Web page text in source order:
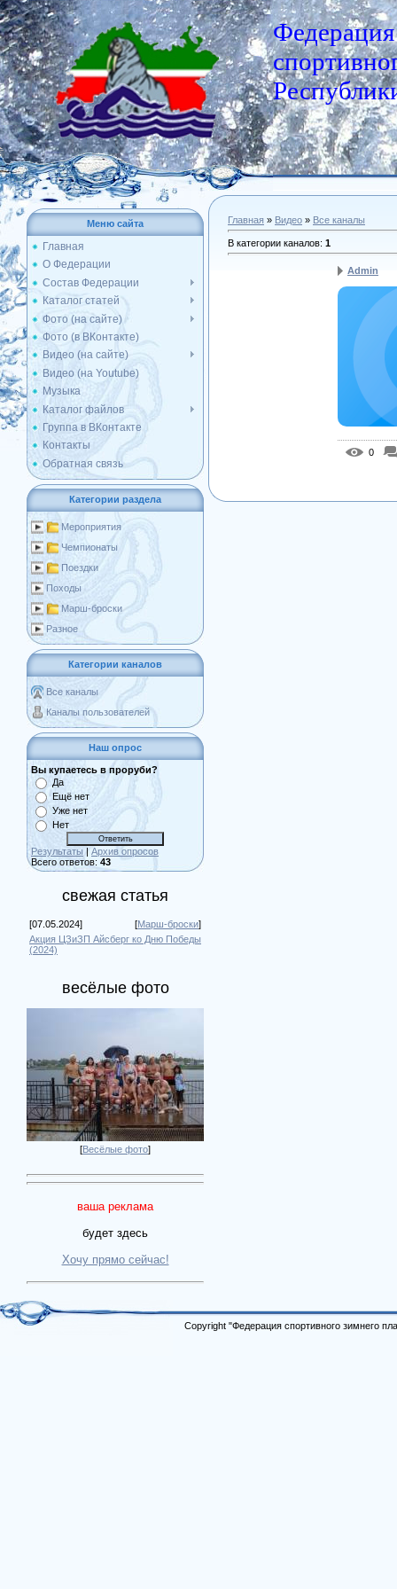
Федерация
Меню сайта
Главная
О Федерации
Состав Федерации
Каталог статей
Фото (на сайте)
Фото (в ВКонтакте)
Видео (на сайте)
Видео (на Youtube)
Музыка
Каталог файлов
Группа в ВКонтакте
Контакты
Обратная связь
Категории раздела
Мероприятия
Чемпионаты
Поездки
Походы
Марш-броски
Разное
Категории каналов
Все каналы
Каналы пользователей
Наш опрос
Вы купаетесь в проруби?
Да
Ещё нет
Уже нет
Нет
Результаты | Архив опросов
Всего ответов: 43
свежая статья
[07.05.2024] [Марш-броски]
Акция ЦЗиЗП Айсберг ко Дню Победы
(2024)
весёлые фото
[Весёлые фото]
ваша реклама
будет здесь
Хочу прямо сейчас!
Главная » Видео » Все каналы
В категории каналов: 1
Admin
0
Copyright "Федерация спортивного зимнего